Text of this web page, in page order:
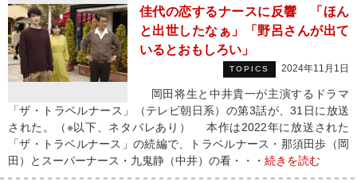
佳代の恋するナースに反響 「ほん
と出世したなぁ」「野呂さんが出て
いるとおもしろい」
TOPICS 2024年11月1日
岡田将生と中井貴一が主演するドラマ
「ザ・トラベルナース」（テレビ朝日系）の第3話が、31日に放送
された。（※以下、ネタバレあり） 本作は2022年に放送された
「ザ・トラベルナース」の続編で、トラベルナース・那須田歩（岡
田）とスーパーナース・九鬼静（中井）の看・・・ 続きを読む